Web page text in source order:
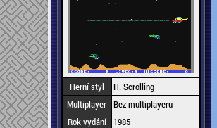
Herní styl
H. Scrolling
Multiplayer Bez multiplayeru
Rok vydání
1985